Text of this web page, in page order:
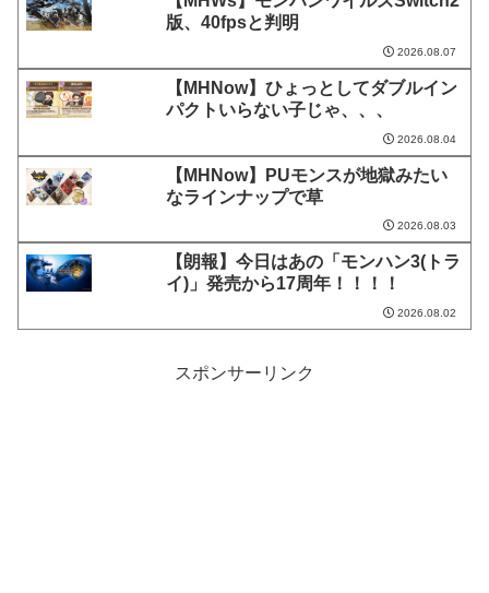
版、40fpsと判明
2026.08.07
【MHNow】ひょっとしてダブルイン
パクトいらない子じゃ、、、
2026.08.04
【MHNow】PUモンスが地獄みたい
なラインナップで草
2026.08.03
【朗報】今日はあの「モンハン3(トラ
イ)」発売から17周年！！！！
2026.08.02
スポンサーリンク